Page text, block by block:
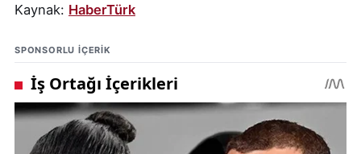
Kaynak: HaberTürk
SPONSORLU IÇERIK